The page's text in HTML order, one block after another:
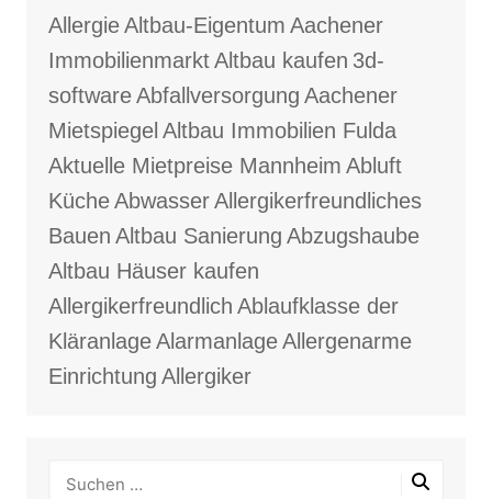
AllergieAltbau-Eigentum Aachener
ImmobilienmarktAltbau kaufen 3d-
softwareAbfallversorgung Aachener
Mietspiegel Altbau Immobilien Fulda
Aktuelle Mietpreise Mannheim Abluft
KücheAbwasserAllergikerfreundliches
Bauen Altbau Sanierung Abzugshaube
Altbau Häuser kaufen
Allergikerfreundlich Ablaufklasse der
KläranlageAlarmanlageAllergenarme
Einrichtung Allergiker